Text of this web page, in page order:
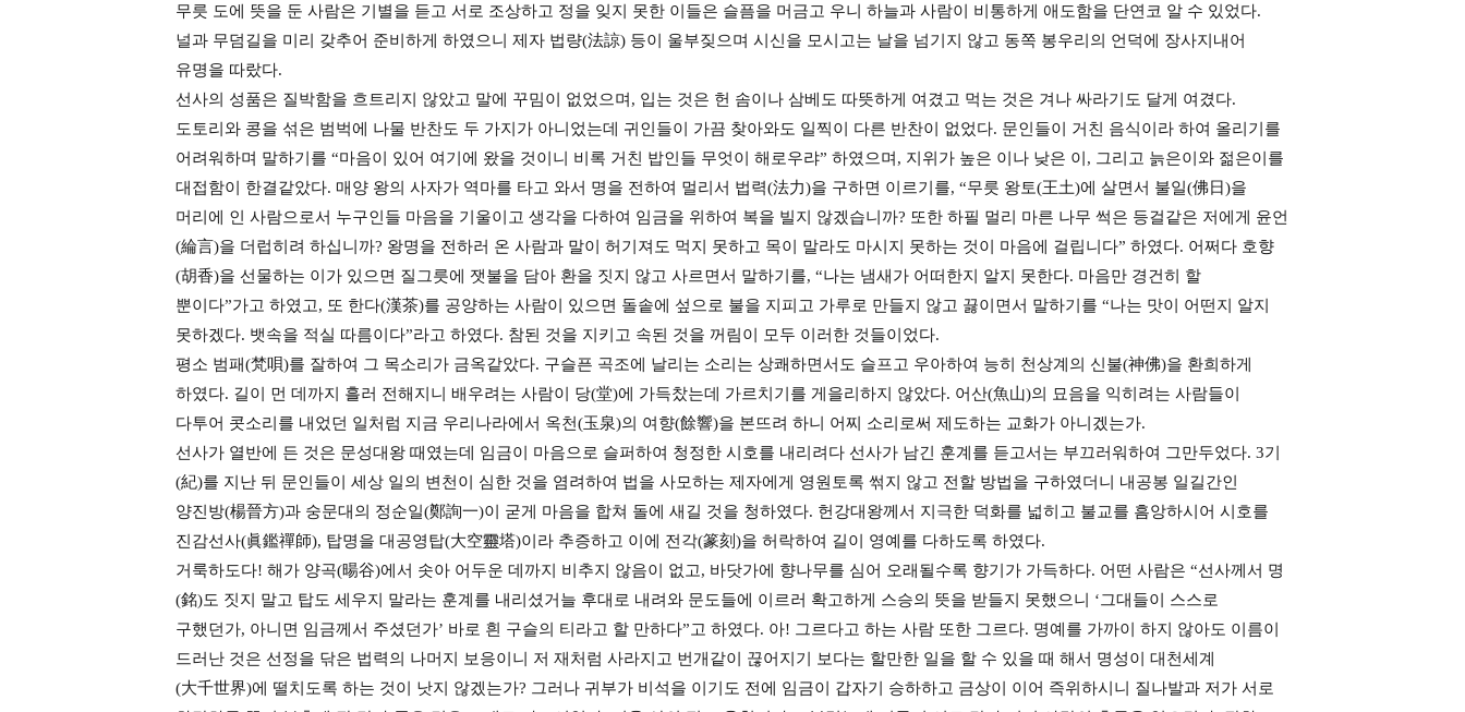
무릇 도에 뜻을 둔 사람은 기별을 듣고 서로 조상하고 정을 잊지 못한 이들은 슬픔을 머금고 우니 하늘과 사람이 비통하게 애도함을 단연코 알 수 있었다.
널과 무덤길을 미리 갖추어 준비하게 하였으니 제자 법량(法諒) 등이 울부짖으며 시신을 모시고는 날을 넘기지 않고 동쪽 봉우리의 언덕에 장사지내어
유명을 따랐다.
선사의 성품은 질박함을 흐트리지 않았고 말에 꾸밈이 없었으며, 입는 것은 헌 솜이나 삼베도 따뜻하게 여겼고 먹는 것은 겨나 싸라기도 달게 여겼다.
도토리와 콩을 섞은 범벅에 나물 반찬도 두 가지가 아니었는데 귀인들이 가끔 찾아와도 일찍이 다른 반찬이 없었다. 문인들이 거친 음식이라 하여 올리기를
어려워하며 말하기를 “마음이 있어 여기에 왔을 것이니 비록 거친 밥인들 무엇이 해로우랴” 하였으며, 지위가 높은 이나 낮은 이, 그리고 늙은이와 젊은이를
대접함이 한결같았다. 매양 왕의 사자가 역마를 타고 와서 명을 전하여 멀리서 법력(法力)을 구하면 이르기를, “무릇 왕토(王土)에 살면서 불일(佛日)을
머리에 인 사람으로서 누구인들 마음을 기울이고 생각을 다하여 임금을 위하여 복을 빌지 않겠습니까? 또한 하필 멀리 마른 나무 썩은 등걸같은 저에게 윤언
(綸言)을 더럽히려 하십니까? 왕명을 전하러 온 사람과 말이 허기져도 먹지 못하고 목이 말라도 마시지 못하는 것이 마음에 걸립니다” 하였다. 어쩌다 호향
(胡香)을 선물하는 이가 있으면 질그릇에 잿불을 담아 환을 짓지 않고 사르면서 말하기를, “나는 냄새가 어떠한지 알지 못한다. 마음만 경건히 할
뿐이다”가고 하였고, 또 한다(漢茶)를 공양하는 사람이 있으면 돌솥에 섶으로 불을 지피고 가루로 만들지 않고 끓이면서 말하기를 “나는 맛이 어떤지 알지
못하겠다. 뱃속을 적실 따름이다”라고 하였다. 참된 것을 지키고 속된 것을 꺼림이 모두 이러한 것들이었다.
평소 범패(梵唄)를 잘하여 그 목소리가 금옥같았다. 구슬픈 곡조에 날리는 소리는 상쾌하면서도 슬프고 우아하여 능히 천상계의 신불(神佛)을 환희하게
하였다. 길이 먼 데까지 흘러 전해지니 배우려는 사람이 당(堂)에 가득찼는데 가르치기를 게을리하지 않았다. 어산(魚山)의 묘음을 익히려는 사람들이
다투어 콧소리를 내었던 일처럼 지금 우리나라에서 옥천(玉泉)의 여향(餘響)을 본뜨려 하니 어찌 소리로써 제도하는 교화가 아니겠는가.
선사가 열반에 든 것은 문성대왕 때였는데 임금이 마음으로 슬퍼하여 청정한 시호를 내리려다 선사가 남긴 훈계를 듣고서는 부끄러워하여 그만두었다. 3기
(紀)를 지난 뒤 문인들이 세상 일의 변천이 심한 것을 염려하여 법을 사모하는 제자에게 영원토록 썪지 않고 전할 방법을 구하였더니 내공봉 일길간인
양진방(楊晉方)과 숭문대의 정순일(鄭詢一)이 굳게 마음을 합쳐 돌에 새길 것을 청하였다. 헌강대왕께서 지극한 덕화를 넓히고 불교를 흠앙하시어 시호를
진감선사(眞鑑禪師), 탑명을 대공영탑(大空靈塔)이라 추증하고 이에 전각(篆刻)을 허락하여 길이 영예를 다하도록 하였다.
거룩하도다! 해가 양곡(暘谷)에서 솟아 어두운 데까지 비추지 않음이 없고, 바닷가에 향나무를 심어 오래될수록 향기가 가득하다. 어떤 사람은 “선사께서 명
(銘)도 짓지 말고 탑도 세우지 말라는 훈계를 내리셨거늘 후대로 내려와 문도들에 이르러 확고하게 스승의 뜻을 받들지 못했으니 ‘그대들이 스스로
구했던가, 아니면 임금께서 주셨던가’ 바로 흰 구슬의 티라고 할 만하다”고 하였다. 아! 그르다고 하는 사람 또한 그르다. 명예를 가까이 하지 않아도 이름이
드러난 것은 선정을 닦은 법력의 나머지 보응이니 저 재처럼 사라지고 번개같이 끊어지기 보다는 할만한 일을 할 수 있을 때 해서 명성이 대천세계
(大千世界)에 떨치도록 하는 것이 낫지 않겠는가? 그러나 귀부가 비석을 이기도 전에 임금이 갑자기 승하하고 금상이 이어 즉위하시니 질나발과 저가 서로